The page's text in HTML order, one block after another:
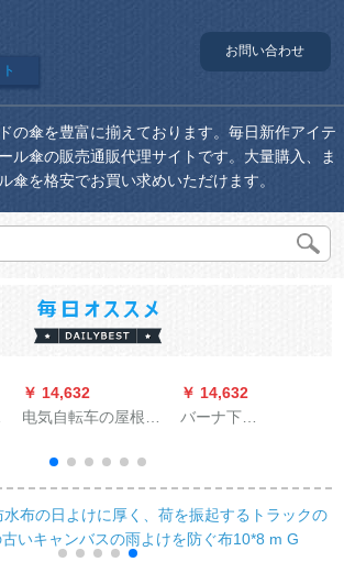
お問い合わせ
の傘を豊富に揃えております。毎日新作アイテ
ル傘の販売通販代理サイトです。大量購入、ま
傘を格安でお買い求めいただけます。
￥ 14,632
电気自転车の屋根の
雨を防ぐために、雨
を防ぐために、黒い
ゴムが付いていま
す。雨を防ぐため
に、雨を防ぐために
￥ 14,632
バーナ下
りたたみ傘晴雨兼用
ミニ折りのみみ伞カ
プレーゼ薄い灰色